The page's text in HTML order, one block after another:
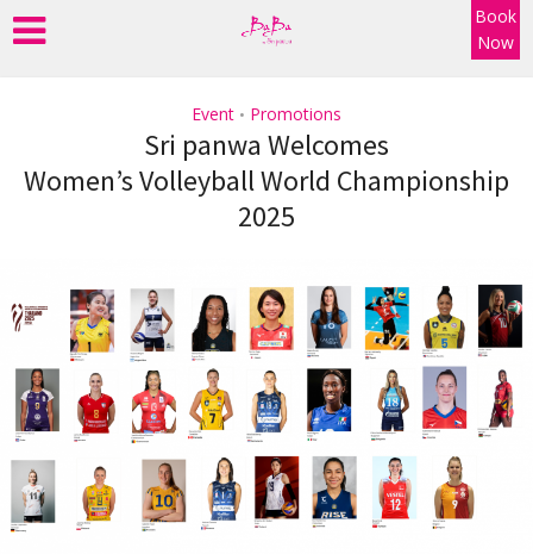
Book
Now
Event • Promotions
Sri panwa Welcomes
Women’s Volleyball World Championship
2025